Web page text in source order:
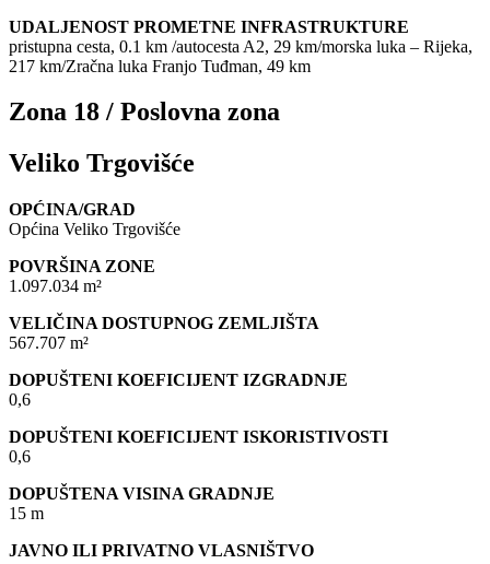
UDALJENOST PROMETNE INFRASTRUKTURE
pristupna cesta, 0.1 km /autocesta A2, 29 km/morska luka – Rijeka,
217 km/Zračna luka Franjo Tuđman, 49 km
Zona 18 / Poslovna zona
Veliko Trgovišće
OPĆINA/GRAD
Općina Veliko Trgovišće
POVRŠINA ZONE
1.097.034 m²
VELIČINA DOSTUPNOG ZEMLJIŠTA
567.707 m²
DOPUŠTENI KOEFICIJENT IZGRADNJE
0,6
DOPUŠTENI KOEFICIJENT ISKORISTIVOSTI
0,6
DOPUŠTENA VISINA GRADNJE
15 m
JAVNO ILI PRIVATNO VLASNIŠTVO